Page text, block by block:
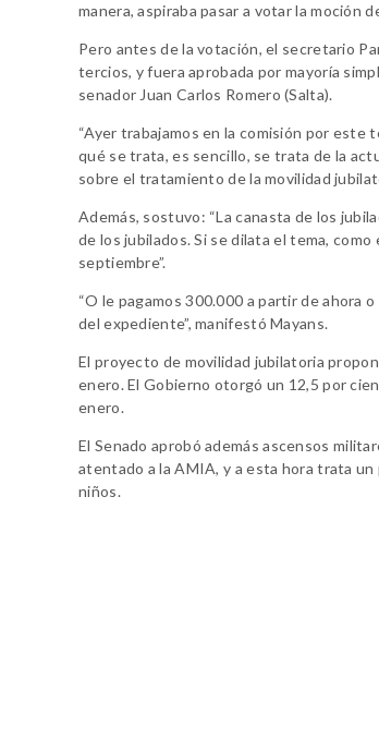
manera, aspiraba pasar a votar la moción
Pero antes de la votación, el secretario
tercios, y fuera aprobada por mayoría
senador Juan Carlos Romero (Salta).
“Ayer trabajamos en la comisión por
qué se trata, es sencillo, se trata de la
sobre el tratamiento de la movilidad
Además, sostuvo: “La canasta de los
de los jubilados. Si se dilata el tema,
septiembre”.
“O le pagamos 300.000 a partir de ahora
del expediente”, manifestó Mayans.
El proyecto de movilidad jubilatoria
enero. El Gobierno otorgó un 12,5 por
enero.
El Senado aprobó además ascensos
atentado a la AMIA, y a esta hora trata
niños.